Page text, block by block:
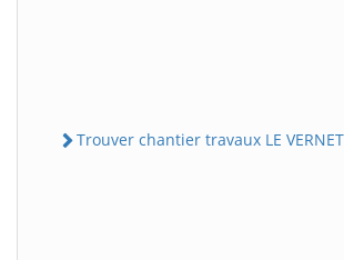
Trouver chantier travaux LE VERNET